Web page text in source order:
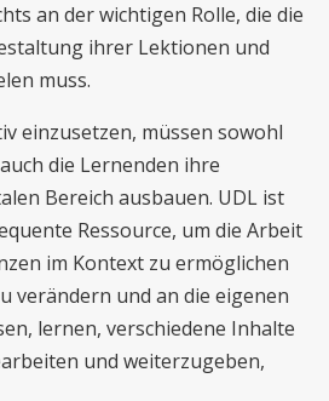
an der wichtigen Rolle, die die
ihrer Lektionen und
muss.
einzusetzen, müssen sowohl
die Lernenden ihre
Bereich ausbauen. UDL ist
Ressource, um die Arbeit
im Kontext zu ermöglichen
verändern und an die eigenen
lernen, verschiedene Inhalte
und weiterzugeben,